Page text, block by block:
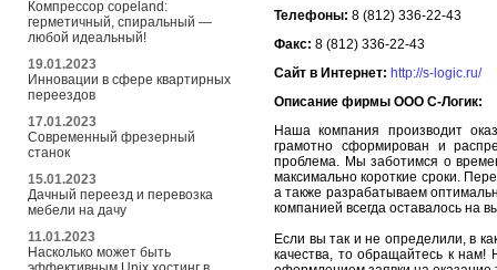
Компрессор copeland:
герметичный, спиральный —
любой идеальный!
19.01.2023
Инновации в сфере квартирных
переездов
17.01.2023
Современный фрезерный
станок
15.01.2023
Дачный переезд и перевозка
мебели на дачу
11.01.2023
Насколько может быть
Телефоны: 8 (812) 336-22-43
Факс: 8 (812) 336-22-43
Сайт в Интернет: http://s-logic.ru/
Описание фирмы ООО С-Логик:
Наша компания производит
грамотно сформирован и
проблема. Мы заботимся о
максимально короткие сроки.
а также разрабатываем
компанией всегда оставалось на
Если вы так и не определили, в
качества, то обращайтесь к